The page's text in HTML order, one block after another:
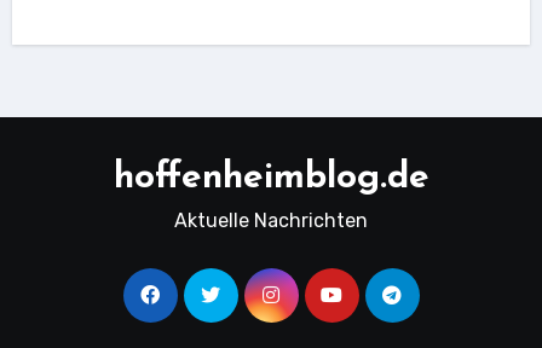
hoffenheimblog.de
Aktuelle Nachrichten